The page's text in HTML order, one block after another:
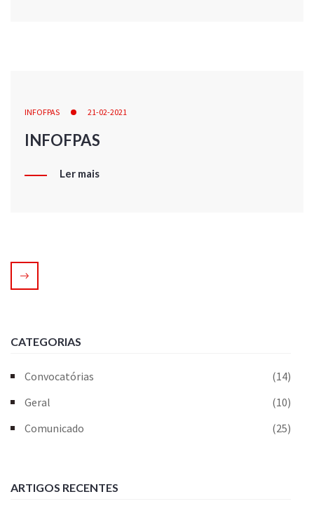
INFOFPAS 21-02-2021
INFOFPAS
Ler mais
CATEGORIAS
Convocatórias
(14)
Geral
(10)
Comunicado
(25)
ARTIGOS RECENTES